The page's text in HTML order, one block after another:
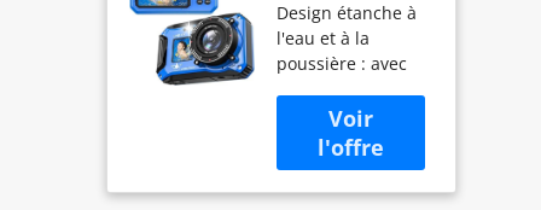
numérique
avec carte de
32 Go, double
écran, étanche,
anti-poussière,
flottant,
compact,
autofocus,
Design étanche à
l'eau et à la
poussière : avec
d'étanchéité de 10
m, cette caméra
sous-marine vous
permet de plonger